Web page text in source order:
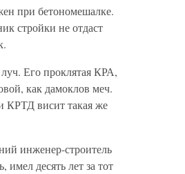
при бетономешалке.
стройки не отдаст
Его проклятая КРА,
как дамоклов меч.
КРТД висит такая же
инженер-строитель
имел десять лет за тот